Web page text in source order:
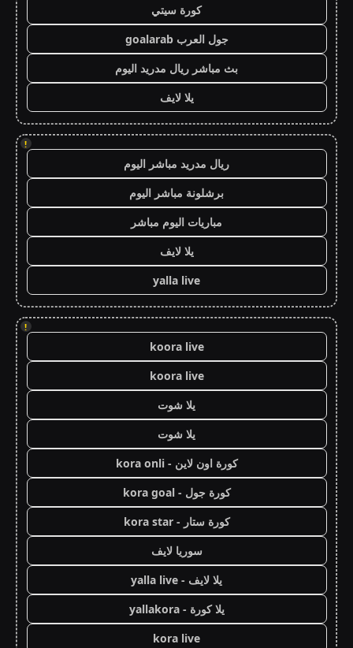
كورة سيتي
جول العرب goalarab
بث مباشر ريال مدريد اليوم
يلا لايف
!
ريال مدريد مباشر اليوم
برشلونة مباشر اليوم
مباريات اليوم مباشر
يلا لايف
yalla live
!
koora live
koora live
يلا شوت
يلا شوت
كورة اون لاين - kora onli
كورة جول - kora goal
كورة ستار - kora star
سوريا لايف
يلا لايف - yalla live
يلا كورة - yallakora
kora live